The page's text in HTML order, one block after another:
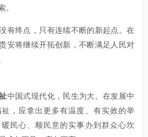
有终点，只有连续不断的新起点。在
安将继续开拓创新，不断满足人民对
中国式现代化，民生为大。在发展中
，应拿出更多有温度、有实效的举
民心、顺民意的实事办到群众心坎